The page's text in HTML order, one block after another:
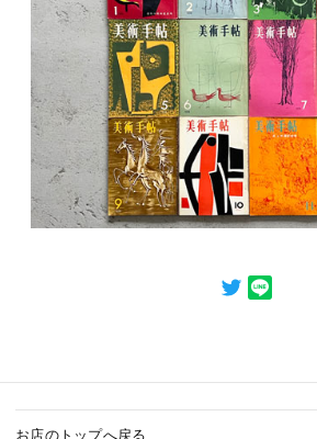
お店のトップへ戻る